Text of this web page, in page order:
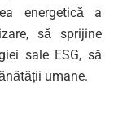
energetică a
să sprijine
sale ESG, să
umane.